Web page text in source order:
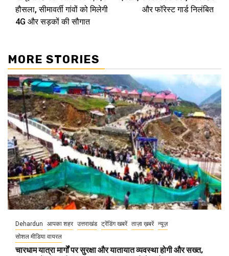
हौसला, सीमावर्ती गांवों को मिलेगी
4G और सड़कों की सौगात
और फॉरेस्ट गार्ड निलंबित
MORE STORIES
Dehardun आपका शहर उत्तराखंड ट्रेंडिंग खबरें ताज़ा ख़बरें न्यूज़
सोशल मीडिया वायरल
चारधाम यात्रा मार्गों पर सुरक्षा और यातायात व्यवस्था होगी और सख्त,